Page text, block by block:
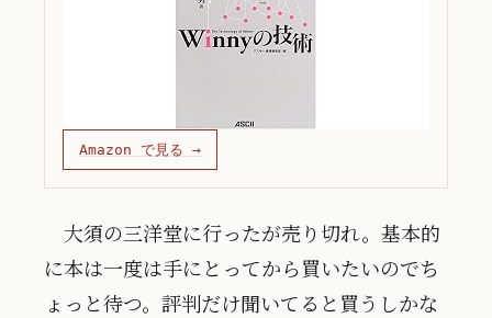
Amazon で見る →
大須の三洋堂に行ったが売り切れ。基本的
に本は一度は手にとってから買いたいのでち
ょっと待つ。評判だけ聞いてると買うしかな